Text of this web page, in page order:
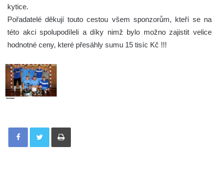
kytice.
Pořadatelé děkují touto cestou všem sponzorům, kteří se na
této akci spolupodíleli a díky nimž bylo možno zajistit velice
hodnotné ceny, které přesáhly sumu 15 tisíc Kč !!!
Tisknout